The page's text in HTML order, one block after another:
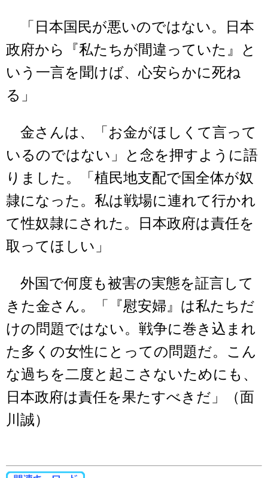
「日本国民が悪いのではない。日本
政府から『私たちが間違っていた』と
いう一言を聞けば、心安らかに死ね
る」
金さんは、「お金がほしくて言って
いるのではない」と念を押すように語
りました。「植民地支配で国全体が奴
隷になった。私は戦場に連れて行かれ
て性奴隷にされた。日本政府は責任を
取ってほしい」
外国で何度も被害の実態を証言して
きた金さん。「『慰安婦』は私たちだ
けの問題ではない。戦争に巻き込まれ
た多くの女性にとっての問題だ。こん
な過ちを二度と起こさないためにも、
日本政府は責任を果たすべきだ」（面
川誠）